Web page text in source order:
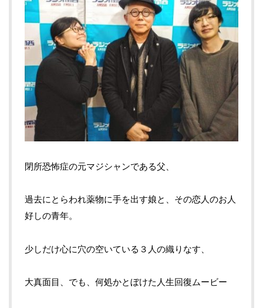
閉所恐怖症の元マジシャンである父、
過去にとらわれ薬物に手を出す娘と、その恋人のお人
好しの青年。
少しだけ心に穴の空いている３人の織りなす、
大真面目、でも、何処かとぼけた人生回復ムービー